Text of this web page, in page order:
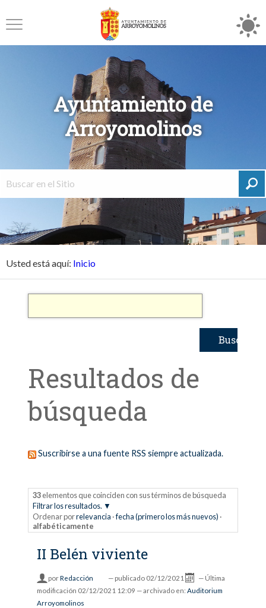
Ayuntamiento de
Arroyomolinos
Usted está aquí: Inicio
Resultados de
búsqueda
Suscribirse a una fuente RSS siempre actualizada.
33elementos que coinciden con sus términos de búsqueda
Filtrar los resultados.
Ordenar porrelevancia ·fecha (primero los más nuevos) ·
alfabéticamente
II Belén viviente
porRedacción — publicado 02/12/2021 — Última
modificación 02/12/2021 12:09 — archivado en: Auditorium
Arroyomolinos